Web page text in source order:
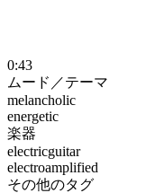
0:43
ムード／テーマ
melancholic
energetic
楽器
electricguitar
electroamplified
その他のタグ